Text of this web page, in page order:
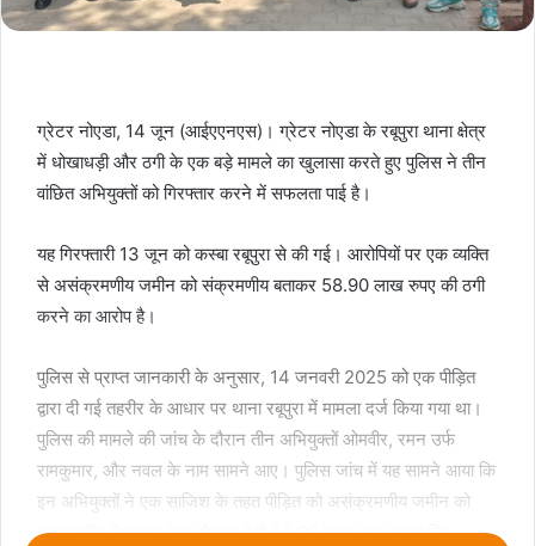
ग्रेटर नोएडा, 14 जून (आईएएनएस)। ग्रेटर नोएडा के रबूपुरा थाना क्षेत्र
में धोखाधड़ी और ठगी के एक बड़े मामले का खुलासा करते हुए पुलिस ने तीन
वांछित अभियुक्तों को गिरफ्तार करने में सफलता पाई है।
यह गिरफ्तारी 13 जून को कस्बा रबूपुरा से की गई। आरोपियों पर एक व्यक्ति
से असंक्रमणीय जमीन को संक्रमणीय बताकर 58.90 लाख रुपए की ठगी
करने का आरोप है।
पुलिस से प्राप्त जानकारी के अनुसार, 14 जनवरी 2025 को एक पीड़ित
द्वारा दी गई तहरीर के आधार पर थाना रबूपुरा में मामला दर्ज किया गया था।
पुलिस की मामले की जांच के दौरान तीन अभियुक्तों ओमवीर, रमन उर्फ
रामकुमार, और नवल के नाम सामने आए। पुलिस जांच में यह सामने आया कि
इन अभियुक्तों ने एक साजिश के तहत पीड़ित को असंक्रमणीय जमीन को
संक्रमणीय दिखाकर बेचा और बदले में 58.90 लाख रुपए वसूल लिए।